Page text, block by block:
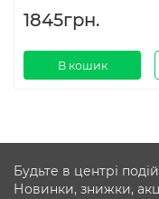
1845грн.
В кошик
Будьте в центрі
Новинки, знижки,